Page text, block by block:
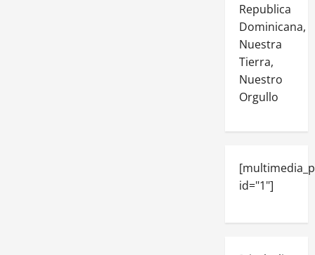
Republica
Dominicana,
Nuestra
Tierra,
Nuestro
Orgullo
id="1"]